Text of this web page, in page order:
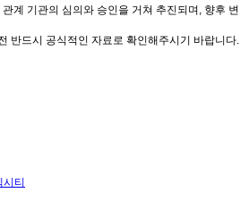
계 기관의 심의와 승인을 거쳐 추진되며, 향후 변
반드시 공식적인 자료로 확인해주시기 바랍니다.
티